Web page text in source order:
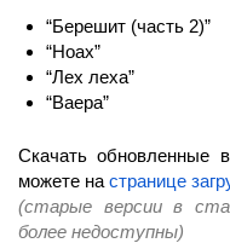
“Берешит (часть 2)”
“Ноах”
“Лех леха”
“Ваера”
Скачать обновленные
можете на странице
(старые версии в
более недоступны)